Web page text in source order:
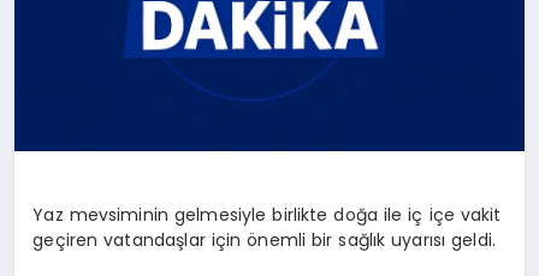
Yaz mevsiminin gelmesiyle birlikte doğa ile iç içe vakit
geçiren vatandaşlar için önemli bir sağlık uyarısı geldi.